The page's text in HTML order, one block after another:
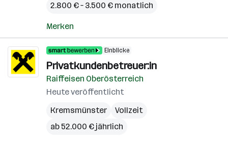
2.800 € – 3.500 € monatlich
Merken
Einblicke
Privatkundenbetreuer:in
Raiffeisen Oberösterreich
Heute veröffentlicht
Kremsmünster
Vollzeit
ab 52.000 € jährlich